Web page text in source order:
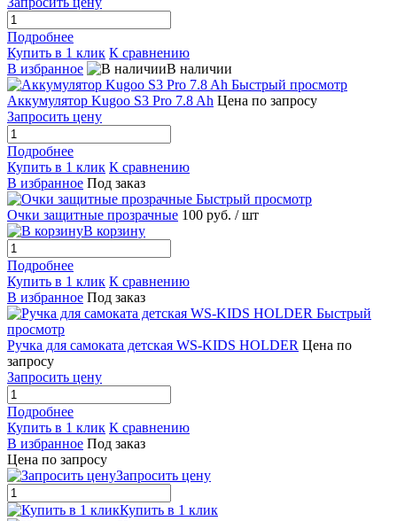
Подробнее
Купить в 1 клик К сравнению
В избранное
В наличии
Быстрый просмотр
Аккумулятор Kugoo S3 Pro 7.8 Ah Цена по запросу
Запросить цену
Подробнее
Купить в 1 клик К сравнению
В избранное Под заказ
Быстрый просмотр
Очки защитные прозрачные 100 руб. / шт
В корзину
Подробнее
Купить в 1 клик К сравнению
В избранное Под заказ
Быстрый
просмотр
Ручка для самоката детская WS-KIDS HOLDER Цена по
запросу
Запросить цену
Подробнее
Купить в 1 клик К сравнению
В избранное Под заказ
Цена по запросу
Запросить цену
Купить в 1 клик